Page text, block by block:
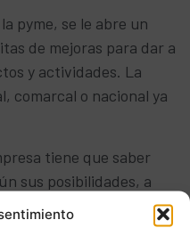
pyme, se le abre un
de mejoras para dar a
y actividades. La
comarcal o nacional ya
tiene que saber
sus posibilidades, a
cualquier objetivo por